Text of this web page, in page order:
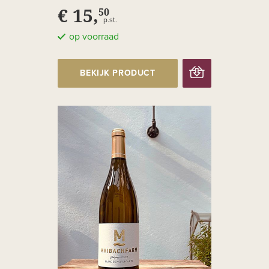
€ 15,50
p.st.
op voorraad
BEKIJK PRODUCT